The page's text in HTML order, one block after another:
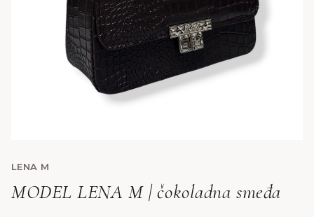
LENA M
MODEL LENA M | čokoladna smeđa